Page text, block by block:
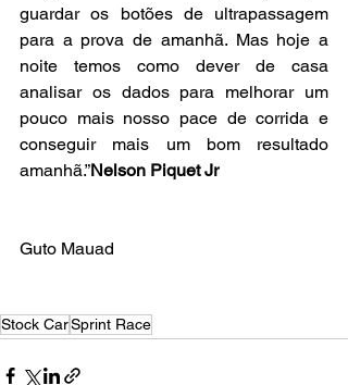
guardar os botões de ultrapassagem
para a prova de amanhã. Mas hoje a
noite temos como dever de casa
analisar os dados para melhorar um
pouco mais nosso pace de corrida e
conseguir mais um bom resultado
amanhã.”Nelson Piquet Jr
Guto Mauad
Stock CarSprint Race